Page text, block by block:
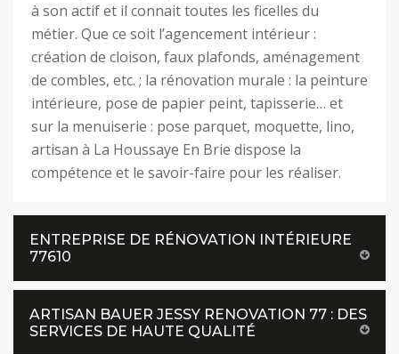
à son actif et il connait toutes les ficelles du
métier. Que ce soit l’agencement intérieur :
création de cloison, faux plafonds, aménagement
de combles, etc. ; la rénovation murale : la peinture
intérieure, pose de papier peint, tapisserie… et
sur la menuiserie : pose parquet, moquette, lino,
artisan à La Houssaye En Brie dispose la
compétence et le savoir-faire pour les réaliser.
ENTREPRISE DE RÉNOVATION INTÉRIEURE
77610
ARTISAN BAUER JESSY RENOVATION 77 : DES
SERVICES DE HAUTE QUALITÉ